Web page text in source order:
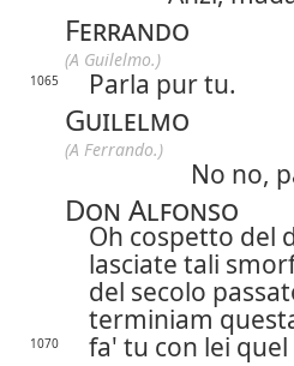
Ferrando
(A Guilelmo.)
1065 Parla pur tu.
Guilelmo
(A Ferrando.)
No no,
Don Alfonso
Oh cospetto del
lasciate tali
del secolo
terminiam
1070 fa' tu con lei